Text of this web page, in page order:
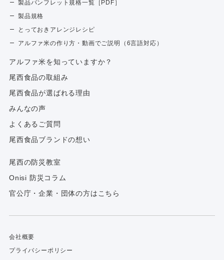
製品パンフレット規格一覧［PDF］
製品規格
とっておきアレンジレシピ
アルファ米の作り方・動画でご説明（6言語対応）
アルファ⽶を知っていますか？
尾西食品の取組み
尾西食品が選ばれる理由
みんなの声
よくあるご質問
尾西食品ブランドの想い
尾西の防災教室
Onisi 防災コラム
官公庁・企業・団体の方はこちら
会社概要
プライバシーポリシー